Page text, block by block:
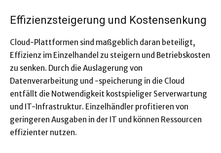
Effizienzsteigerung und Kostensenkung
Cloud-Plattformen sind maßgeblich daran beteiligt,
Effizienz im Einzelhandel zu steigern und Betriebskosten
zu senken. Durch die Auslagerung von
Datenverarbeitung und -speicherung in die Cloud
entfällt die Notwendigkeit kostspieliger Serverwartung
und IT-Infrastruktur. Einzelhändler profitieren von
geringeren Ausgaben in der IT und können Ressourcen
effizienter nutzen.